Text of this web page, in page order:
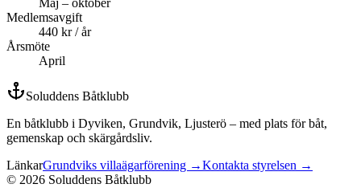
Maj – oktober
Medlemsavgift
440 kr / år
Årsmöte
April
Soluddens Båtklubb
En båtklubb i Dyviken, Grundvik, Ljusterö – med plats för båt,
gemenskap och skärgårdsliv.
LänkarGrundviks villaägarförening →Kontakta styrelsen →
© 2026 Soluddens Båtklubb